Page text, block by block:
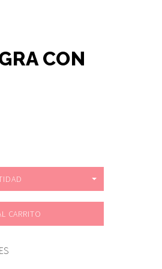
CON
CARRITO